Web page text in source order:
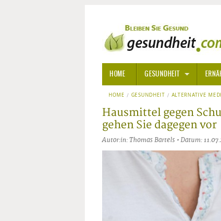
HOME GESUNDHEIT
ALLGEMEINE
ALTERNATIVE HEILWEISEN
ALTERNATIVE MEDIZIN
ARZNEI- UND HEILMITTEL
GIFTSTOFFE
KRANKHEITEN VON A-ZANGST
HOME GESUNDHEIT ALTERNATIVE
Hausmittel gegen
gehen Sie dagegen vor
Autor:in: Thomas Bartels • Datum: